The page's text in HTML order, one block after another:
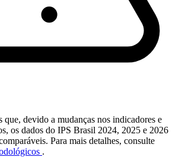
devido a mudanças nos indicadores e
os dados do IPS Brasil 2024, 2025 e 2026
Para mais detalhes, consulte
.